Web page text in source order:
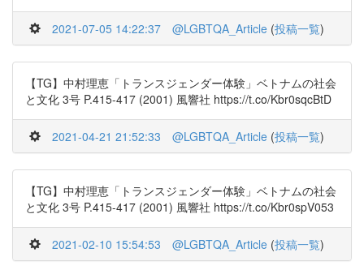
2021-07-05 14:22:37 @LGBTQA_Article (投稿一覧)
【TG】中村理恵「トランスジェンダー体験」ベトナムの社会
と文化 3号 P.415-417 (2001) 風響社 https://t.co/Kbr0sqcBtD
2021-04-21 21:52:33 @LGBTQA_Article (投稿一覧)
【TG】中村理恵「トランスジェンダー体験」ベトナムの社会
と文化 3号 P.415-417 (2001) 風響社 https://t.co/Kbr0spV053
2021-02-10 15:54:53 @LGBTQA_Article (投稿一覧)